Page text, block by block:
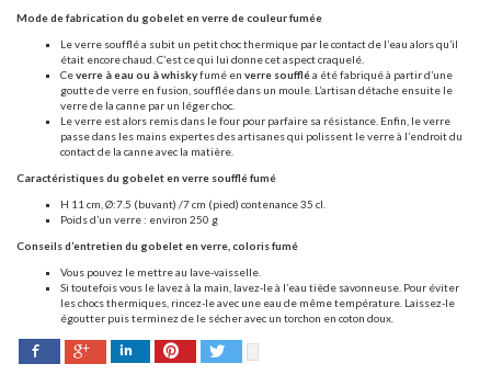
Mode de fabrication du gobelet en verre de couleur fumée
Le verre soufflé a subit un petit choc thermique par le contact de l’eau alors qu’il
était encore chaud. C’est ce qui lui donne cet aspect craquelé.
Ceverre à eau ou à whiskyfumé en verre souffléa été fabriqué à partir d’une
goutte de verre en fusion, soufflée dans un moule. L’artisan détache ensuite le
verre de la canne par un léger choc.
Le verre est alors remis dans le four pour parfaire sa résistance. Enfin, le verre
passe dans les mains expertes des artisanes qui polissent le verre à l’endroit du
contact de la canne avec la matière.
Caractéristiques du gobelet en verre soufflé fumé
H 11 cm, Ø:7.5 (buvant) /7 cm (pied) contenance 35 cl.
Poids d’un verre : environ 250 g
Conseils d’entretien du gobelet en verre, coloris fumé
Vous pouvez le mettre au lave-vaisselle.
Si toutefois vous le lavez à la main, lavez-le à l’eau tiède savonneuse. Pour éviter
les chocs thermiques, rincez-le avec une eau de même température. Laissez-le
égoutter puis terminez de le sécher avec un torchon en coton doux.
Facebook Google+ LinkedIn Pinterest